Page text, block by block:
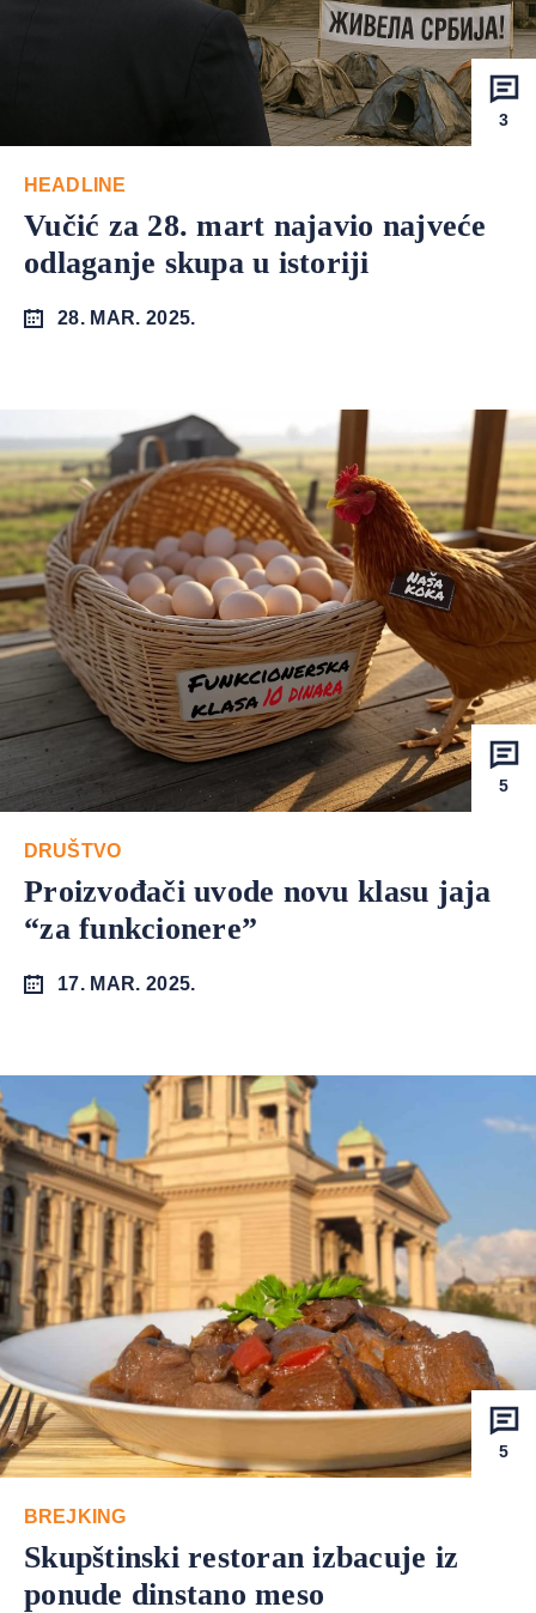
3
HEADLINE
Vučić za 28. mart najavio najveće
odlaganje skupa u istoriji
28. MAR. 2025.
5
DRUŠTVO
Proizvođači uvode novu klasu jaja
“za funkcionere”
17. MAR. 2025.
5
BREJKING
Skupštinski restoran izbacuje iz
ponude dinstano meso